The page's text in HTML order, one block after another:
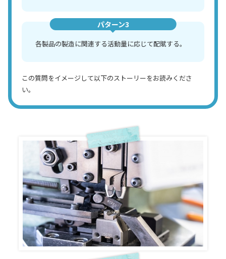
パターン3
各製品の製造に関連する活動量に応じて配賦する。
この質問をイメージして以下のストーリーをお読みくださ
い。